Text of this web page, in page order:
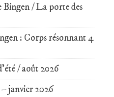
Bingen / La porte des
: Corps résonnant 4
/ août 2026
janvier 2026